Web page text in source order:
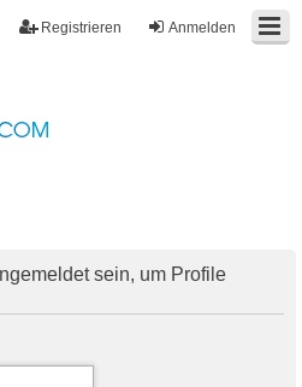
Anmelden
Registrieren
sein, um Profile